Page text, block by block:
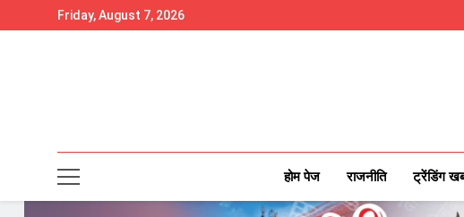
to
Friday, August 7, 2026
होम पेज राजनीति ट्रेंडिंग